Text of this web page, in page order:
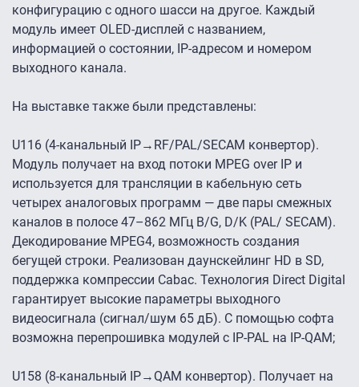
конфигурацию с одного шасси на другое. Каждый
модуль имеет OLED-дисплей с названием,
информацией о состоянии, IP-адресом и номером
выходного канала.
На выставке также были представлены:
U116 (4-канальный IP→RF/PAL/SECAM конвертор).
Модуль получает на вход потоки MPEG over IP и
используется для трансляции в кабельную сеть
четырех аналоговых программ — две пары смежных
каналов в полосе 47–862 МГц B/G, D/K (PAL/ SECAM).
Декодирование MPEG4, возможность создания
бегущей строки. Реализован даунскейлинг HD в SD,
поддержка компрессии Cabac. Технология Direct Digital
гарантирует высокие параметры выходного
видеосигнала (сигнал/шум 65 дБ). С помощью софта
возможна перепрошивка модулей с IP-PAL на IP-QAM;
U158 (8-канальный IP→QAM конвертор). Получает на